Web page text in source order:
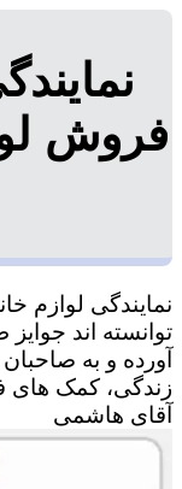
فروش
نمایندگی لوازم
توانسته اند
آورده و به
آقای هاشمی